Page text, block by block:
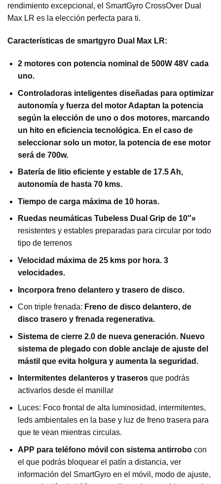
rendimiento excepcional, el SmartGyro CrossOver Dual
Max LR es la elección perfecta para ti.
Características de smartgyro Dual Max LR:
2 motores con potencia nominal de 500W 48V cada
uno.
Controladoras inteligentes diseñadas para optimizar
autonomía y fuerza del motor Adaptan la potencia
según la elección de uno o dos motores, marcando
un hito en eficiencia tecnológica. En el caso de
seleccionar solo un motor, la potencia de ese motor
será de 700w.
Batería de litio eficiente y estable de 17.5 Ah,
autonomía de hasta 70 kms.
Tiempo de carga máxima de 10 horas.
Ruedas neumáticas Tubeless Dual Grip de 10″»
resistentes y estables preparadas para circular por todo
tipo de terrenos
Velocidad máxima de 25 kms por hora. 3
velocidades.
Incorpora freno delantero y trasero de disco.
Con triple frenada: Freno de disco delantero, de
disco trasero y frenada regenerativa.
Sistema de cierre 2.0 de nueva generación. Nuevo
sistema de plegado con doble anclaje de ajuste del
mástil que evita holgura y aumenta la seguridad.
Intermitentes delanteros y traserosque podrás
activarlos desde el manillar
Luces: Foco frontal de alta luminosidad, intermitentes,
leds ambientales en la base y luz de freno trasera para
que te vean mientras circulas.
APP para teléfono móvil con sistema antirrobocon
el que podrás bloquear el patín a distancia, ver
información del SmartGyro en el móvil, modo de ajuste,